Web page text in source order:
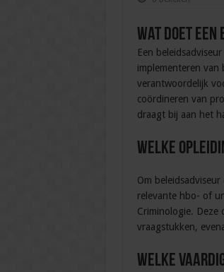
Wat doet
Een
implementeren van
verantwoordelijk
coördineren van
draagt bij aan het
Welke
Om
relevante hbo- of
Criminologie. Deze
vraagstukken,
Welke